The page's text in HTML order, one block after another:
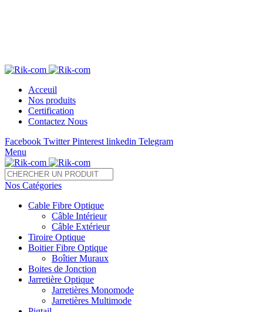
Acceuil
Nos produits
Certification
Contactez Nous
Facebook Twitter Pinterest linkedin Telegram
Menu
Nos Catégories
Cable Fibre Optique
Câble Intérieur
Câble Extérieur
Tiroire Optique
Boitier Fibre Optique
Boîtier Muraux
Boites de Jonction
Jarretière Optique
Jarretières Monomode
Jarretières Multimode